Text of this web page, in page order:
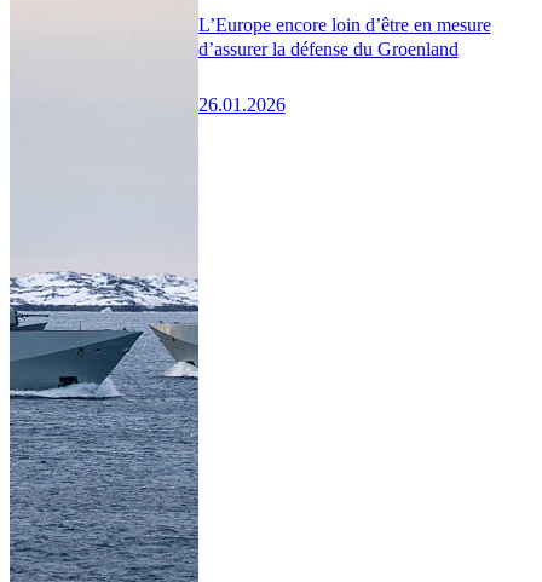
L’Europe encore loin d’être en mesure
d’assurer la défense du Groenland
26.01.2026